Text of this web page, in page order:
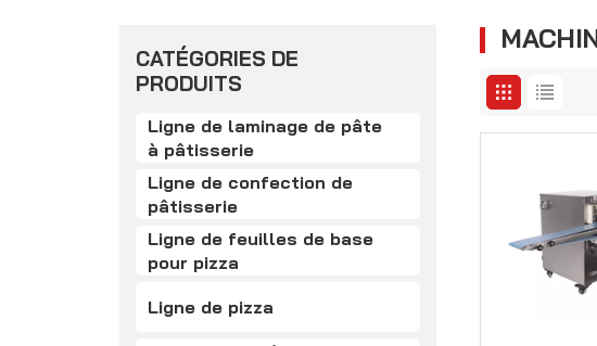
CATÉGORIES DE
PRODUITS
Ligne de laminage de pâte
à pâtisserie
Ligne de confection de
pâtisserie
Ligne de feuilles de base
pour pizza
Ligne de pizza